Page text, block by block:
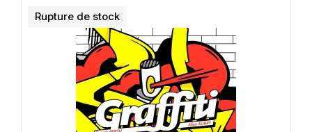
Rupture de stock